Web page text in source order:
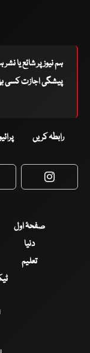
ہم نیوز پر شائع یا
پیشگی اجازت کسی
رابطہ کریں
صفحۂ اول
دنیا
تعلیم